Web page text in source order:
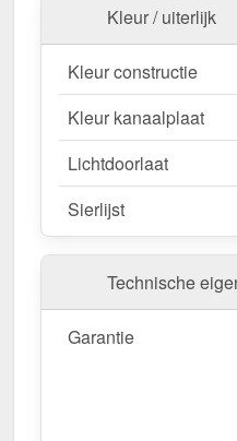
Garantie– 10 jaar
Ideaal voor de
Terrassen &
zon en regen voor
Gastronomie &
dakbedekking voor
bescherming voor
Pergolen.
Nieuwe gebouwen
oplossing voor
Kleur / uiterlijk
Kleur constructie
Kleur kanaalplaat
Lichtdoorlaat
Sierlijst
Technische
Garantie